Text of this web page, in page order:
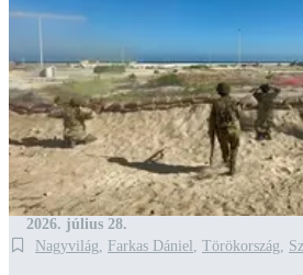
2026. július 28.
Nagyvilág
Farkas Dániel Törökország